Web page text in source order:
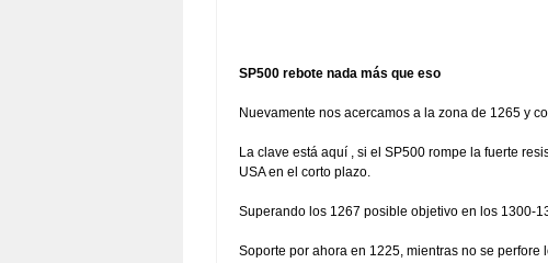
SP500 rebote nada más que eso
Nuevamente nos acercamos a la zona de 1265 y
La clave está aquí , si el SP500 rompe la fuerte
USA en el corto plazo.
Superando los 1267 posible objetivo en los 1300-
Soporte por ahora en 1225, mientras no se